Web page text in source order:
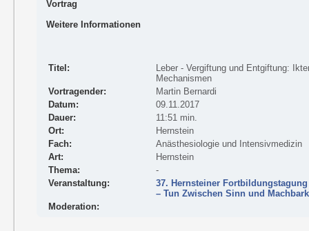
Vortrag
Weitere Informationen
Titel:
Leber - Vergiftung und Entgiftung:
Mechanismen
Vortragender:
Martin Bernardi
Datum:
09.11.2017
Dauer:
11:51 min.
Ort:
Hernstein
Fach:
Anästhesiologie und Intensivmedizin
Art:
Hernstein
Thema:
-
Veranstaltung:
37. Hernsteiner
– Tun Zwischen Sinn und
Moderation: